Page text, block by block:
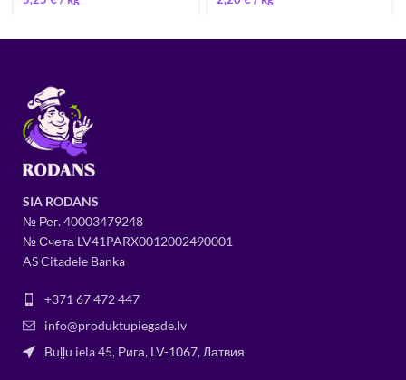
SIA RODANS
№ Рег.40003479248
№ Счета LV41PARX0012002490001
AS Citadele Banka
+371 67 472 447
info@produktupiegade.lv
Buļļu iela 45, Рига, LV-1067, Латвия